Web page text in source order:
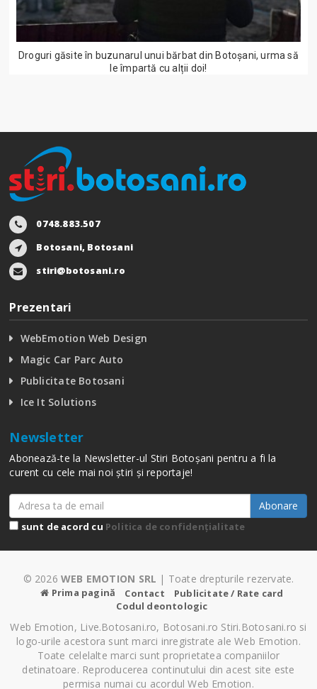
Droguri găsite în buzunarul unui bărbat din Botoșani, urma să
le împartă cu alții doi!
0748.883.507
Botosani, Botosani
stiri@botosani.ro
Prezentari
WebEmotion Web Design
Magic Car Parc Auto
Publicitate Botosani
Ice It Solutions
Newsletter
Abonează-te la Newsletter-ul Stiri Botoșani pentru a fi la
curent cu cele mai noi știri și reportaje!
Abonare
sunt de acord cu Politica de confidențialitate
© 2026 WEB EMOTION SRL | Toate drepturile rezervate.
Prima pagină Contact
Publicitate / Rate card
Codul deontologic
Web Emotion, Live.Botosani.ro, Botosani.ro Stiri.Botosani.ro si
logo-urile acestora sunt marci inregistrate ale Web Emotion.
Toate celelalte marci sunt proprietatea companiilor
detinatoare. Reproducerea continutului din acest site este
permisa numai cu acordul Web Emotion.